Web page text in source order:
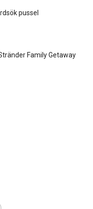
pussel
Family Getaway